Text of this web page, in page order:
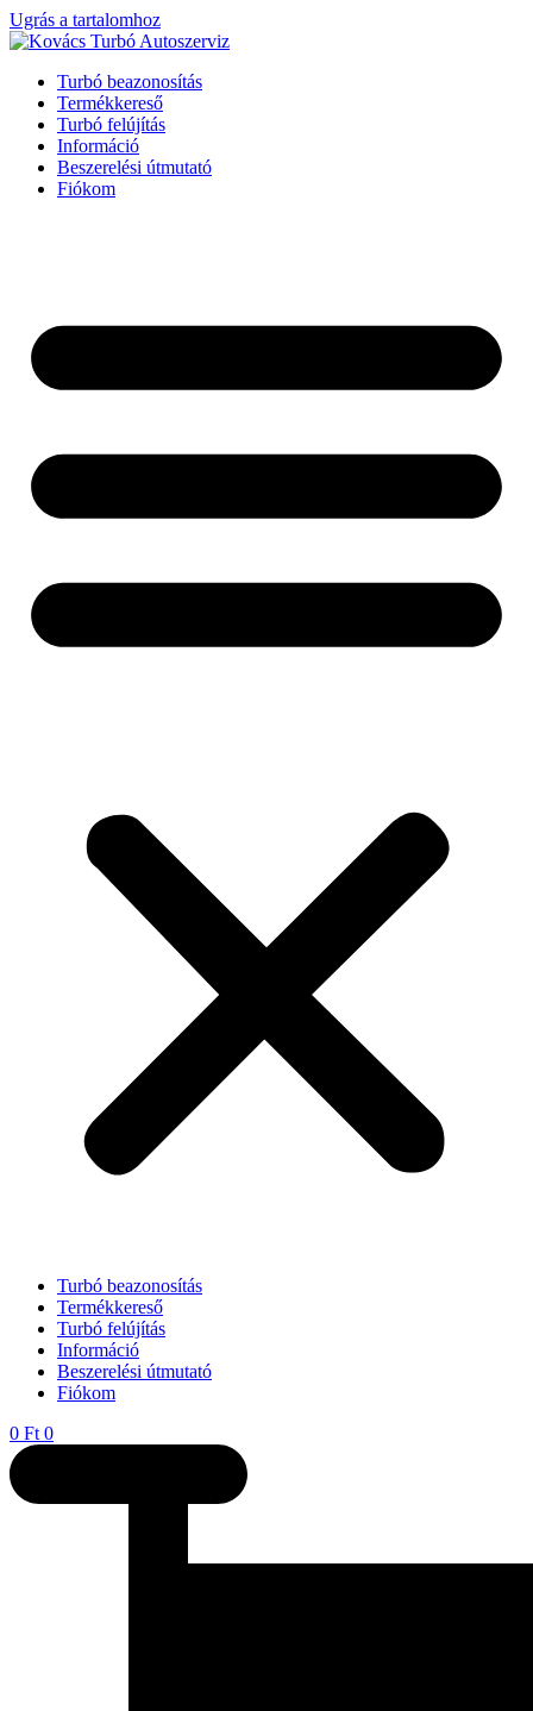
Ugrás a tartalomhoz
Turbó beazonosítás
Termékkereső
Turbó felújítás
Információ
Beszerelési útmutató
Fiókom
Turbó beazonosítás
Termékkereső
Turbó felújítás
Információ
Beszerelési útmutató
Fiókom
0 Ft 0